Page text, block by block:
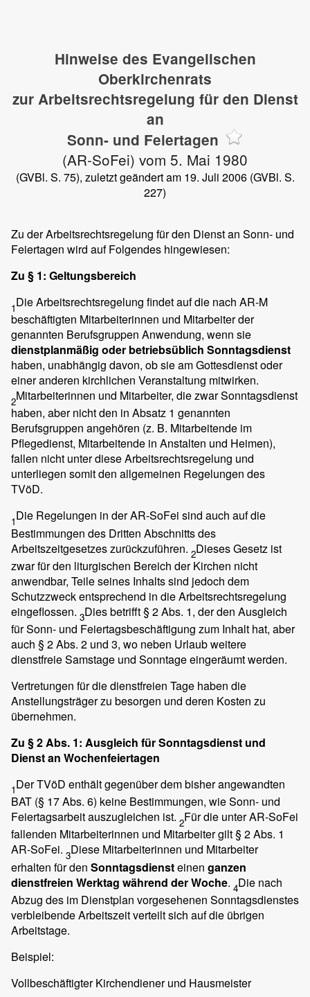
Hinweise des Evangelischen
Oberkirchenrats
zur Arbeitsrechtsregelung für den Dienst
an
Sonn- und Feiertagen
(AR-SoFei) vom 5. Mai 1980
(GVBl. S. 75), zuletzt geändert am 19. Juli 2006 (GVBl. S.
227)
Zu der Arbeitsrechtsregelung für den Dienst an Sonn- und
Feiertagen wird auf Folgendes hingewiesen:
Zu § 1: Geltungsbereich
1Die Arbeitsrechtsregelung findet auf die nach AR-M
beschäftigten Mitarbeiterinnen und Mitarbeiter der
genannten Berufsgruppen Anwendung, wenn sie
dienstplanmäßig oder betriebsüblich Sonntagsdienst
haben, unabhängig davon, ob sie am Gottesdienst oder
einer anderen kirchlichen Veranstaltung mitwirken.
2Mitarbeiterinnen und Mitarbeiter, die zwar Sonntagsdienst
haben, aber nicht den in Absatz 1 genannten
Berufsgruppen angehören (z. B. Mitarbeitende im
Pflegedienst, Mitarbeitende in Anstalten und Heimen),
fallen nicht unter diese Arbeitsrechtsregelung und
unterliegen somit den allgemeinen Regelungen des
TVöD.
1Die Regelungen in der AR-SoFei sind auch auf die
Bestimmungen des Dritten Abschnitts des
Arbeitszeitgesetzes zurückzuführen. 2Dieses Gesetz ist
zwar für den liturgischen Bereich der Kirchen nicht
anwendbar, Teile seines Inhalts sind jedoch dem
Schutzzweck entsprechend in die Arbeitsrechtsregelung
eingeflossen. 3Dies betrifft § 2 Abs. 1, der den Ausgleich
für Sonn- und Feiertagsbeschäftigung zum Inhalt hat, aber
auch § 2 Abs. 2 und 3, wo neben Urlaub weitere
dienstfreie Samstage und Sonntage eingeräumt werden.
Vertretungen für die dienstfreien Tage haben die
Anstellungsträger zu besorgen und deren Kosten zu
übernehmen.
Zu § 2 Abs. 1: Ausgleich für Sonntagsdienst und
Dienst an Wochenfeiertagen
1Der TVöD enthält gegenüber dem bisher angewandten
BAT (§ 17 Abs. 6) keine Bestimmungen, wie Sonn- und
Feiertagsarbeit auszugleichen ist. 2Für die unter AR-SoFei
fallenden Mitarbeiterinnen und Mitarbeiter gilt § 2 Abs. 1
AR-SoFei. 3Diese Mitarbeiterinnen und Mitarbeiter
erhalten für den Sonntagsdiensteinen ganzen
dienstfreien Werktag während der Woche. 4Die nach
Abzug des im Dienstplan vorgesehenen Sonntagsdienstes
verbleibende Arbeitszeit verteilt sich auf die übrigen
Arbeitstage.
Beispiel:
Vollbeschäftigter Kirchendiener und Hausmeister